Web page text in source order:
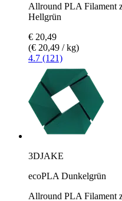
Allround PLA Filament
Hellgrün
€ 20,49
(€ 20,49 / kg)
4.7 (121)
3DJAKE
ecoPLA Dunkelgrün
Allround PLA Filament